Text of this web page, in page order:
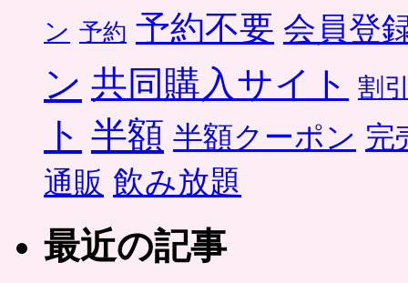
ン 予約 予約不要 会員登
ン 共同購入サイト 割
ト 半額 半額クーポン 完
通販 飲み放題
最近の記事